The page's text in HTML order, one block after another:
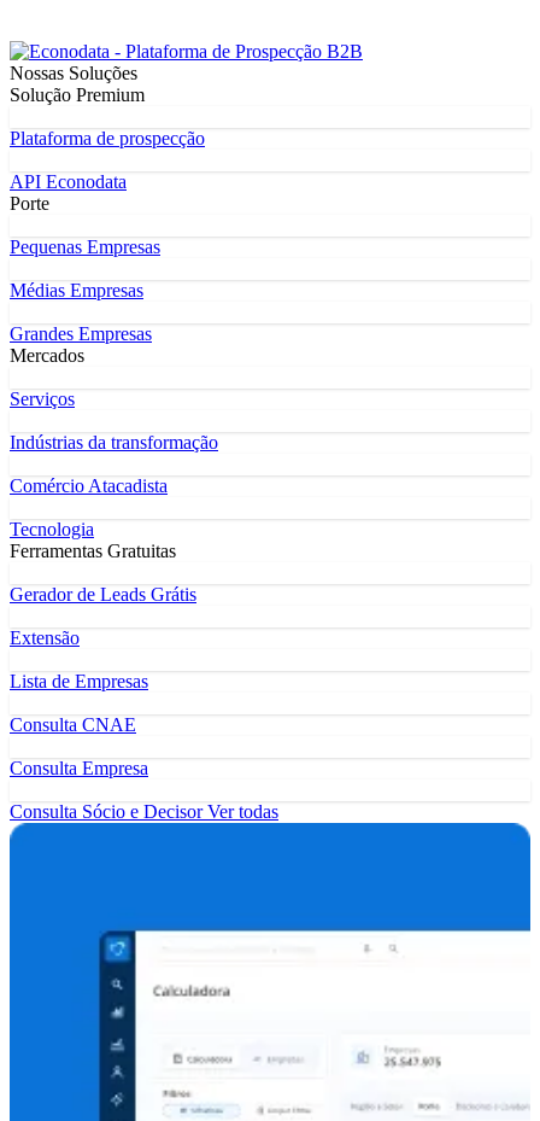
Nossas Soluções
Solução Premium
Plataforma de prospecção
API Econodata
Porte
Pequenas Empresas
Médias Empresas
Grandes Empresas
Mercados
Serviços
Indústrias da transformação
Comércio Atacadista
Tecnologia
Ferramentas Gratuitas
Gerador de Leads Grátis
Extensão
Lista de Empresas
Consulta CNAE
Consulta Empresa
Consulta Sócio e DecisorVer todas